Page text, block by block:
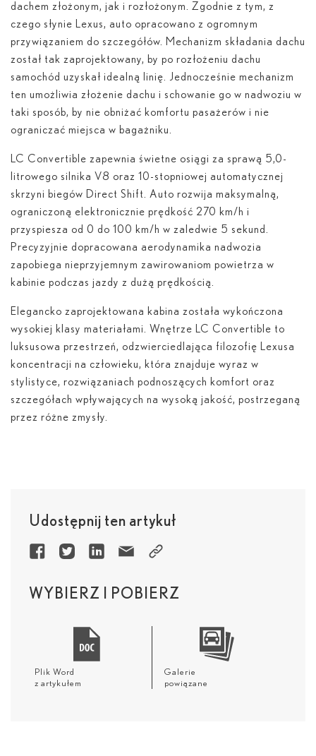
dachem złożonym, jak i rozłożonym. Zgodnie z tym, z
czego słynie Lexus, auto opracowano z ogromnym
przywiązaniem do szczegółów. Mechanizm składania dachu
został tak zaprojektowany, by po rozłożeniu dachu
samochód uzyskał idealną linię. Jednocześnie mechanizm
ten umożliwia złożenie dachu i schowanie go w nadwoziu w
taki sposób, by nie obniżać komfortu pasażerów i nie
ograniczać miejsca w bagażniku.
LC Convertible zapewnia świetne osiągi za sprawą 5,0-
litrowego silnika V8 oraz 10-stopniowej automatycznej
skrzyni biegów Direct Shift. Auto rozwija maksymalną,
ograniczoną elektronicznie prędkość 270 km/h i
przyspiesza od 0 do 100 km/h w zaledwie 5 sekund.
Precyzyjnie dopracowana aerodynamika nadwozia
zapobiega nieprzyjemnym zawirowaniom powietrza w
kabinie podczas jazdy z dużą prędkością.
Elegancko zaprojektowana kabina została wykończona
wysokiej klasy materiałami. Wnętrze LC Convertible to
luksusowa przestrzeń, odzwierciedlająca filozofię Lexusa
koncentracji na człowieku, która znajduje wyraz w
stylistyce, rozwiązaniach podnoszących komfort oraz
szczegółach wpływających na wysoką jakość, postrzeganą
przez różne zmysły.
WYBIERZ I POBIERZ
Plik Word
z artykułem
Galerie
powiązane
Udostępnij ten artykuł